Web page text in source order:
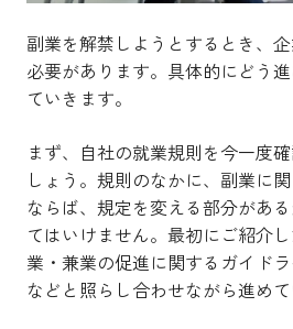
副業を解禁しようとするとき、
必要があります。具体的にどう
ていきます。
まず、自社の就業規則を今一度
しょう。規則のなかに、副業に
ならば、規定を変える部分があ
てはいけません。最初にご紹介
業・兼業の促進に関するガイド
などと照らし合わせながら進めて